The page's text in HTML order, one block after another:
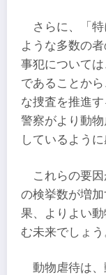
さらに、「
ような多数の
事犯について
であることか
な捜査を推進
警察がより動
しているように
これらの要
の検挙数が増
果、よりよい
む未来でしょう
動物虐待は